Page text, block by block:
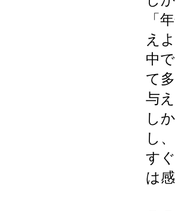
「
え
中
て
与
し
し
す
は